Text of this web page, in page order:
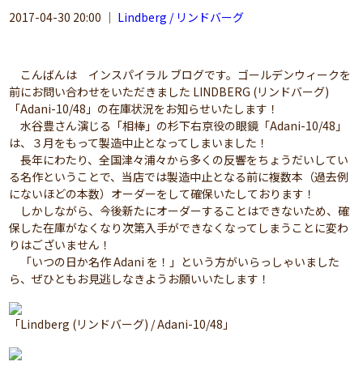
2017-04-30 20:00 ｜ Lindberg / リンドバーグ
こんばんは インスパイラル ブログです。ゴールデンウィークを
前にお問い合わせをいただきました LINDBERG (リンドバーグ)
「Adani-10/48」の在庫状況をお知らせいたします！
水谷豊さん演じる「相棒」の杉下右京役の眼鏡「Adani-10/48」
は、３月をもって製造中止となってしまいました！
長年にわたり、全国津々浦々から多くの反響をちょうだいしてい
る名作ということで、当店では製造中止となる前に複数本（過去例
にないほどの本数）オーダーをして確保いたしております！
しかしながら、今後新たにオーダーすることはできないため、確
保した在庫がなくなり次第入手ができなくなってしまうことに変わ
りはございません！
「いつの日か名作 Adani を！」という方がいらっしゃいました
ら、ぜひともお見逃しなきようお願いいたします！
「Lindberg (リンドバーグ) / Adani-10/48」